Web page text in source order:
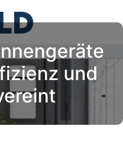
und